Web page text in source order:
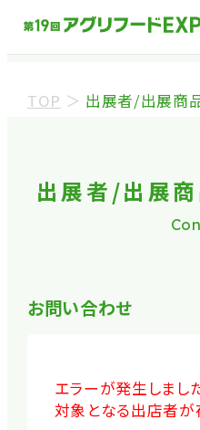
展示会場
来場登録
来場事前登録
※カートの持ち込みは禁
TOP ＞ 出展者/出展商
出展者/出展
お問い合わせ
エラーが発生しました
対象となる出店者が